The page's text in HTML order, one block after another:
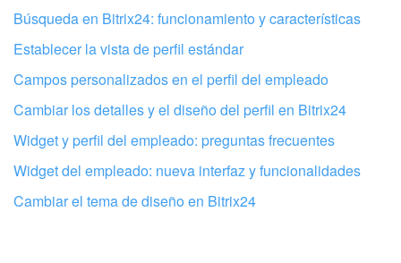
Configura tu Bitrix24 con profesionales
Búsqueda en Bitrix24: funcionamiento y características
Establecer la vista de perfil estándar
Campos personalizados en el perfil del empleado
Cambiar los detalles y el diseño del perfil en Bitrix24
Widget y perfil del empleado: preguntas frecuentes
Widget del empleado: nueva interfaz y funcionalidades
Cambiar el tema de diseño en Bitrix24